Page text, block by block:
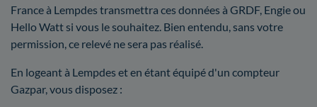
France à Lempdes transmettra ces données à GRDF, Engie ou
Hello Watt si vous le souhaitez. Bien entendu, sans votre
permission, ce relevé ne sera pas réalisé.
En logeant à Lempdes et en étant équipé d'un compteur
Gazpar, vous disposez :